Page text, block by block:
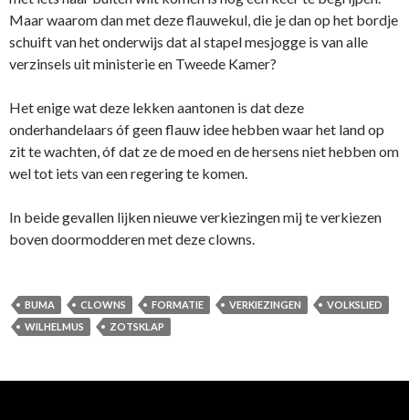
Maar waarom dan met deze flauwekul, die je dan op het bordje
schuift van het onderwijs dat al stapel mesjogge is van alle
verzinsels uit ministerie en Tweede Kamer?
Het enige wat deze lekken aantonen is dat deze
onderhandelaars óf geen flauw idee hebben waar het land op
zit te wachten, óf dat ze de moed en de hersens niet hebben om
wel tot iets van een regering te komen.
In beide gevallen lijken nieuwe verkiezingen mij te verkiezen
boven doormodderen met deze clowns.
BUMA CLOWNS FORMATIE VERKIEZINGEN
VOLKSLIED
WILHELMUS
ZOTSKLAP